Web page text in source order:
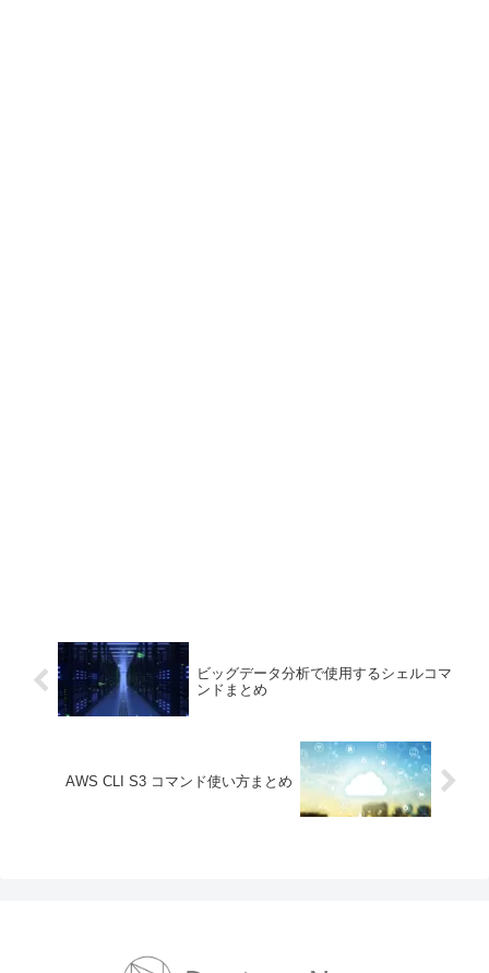
ビッグデータ分析で使用するシェルコマ
ンドまとめ
AWS CLI S3 コマンド使い方まとめ